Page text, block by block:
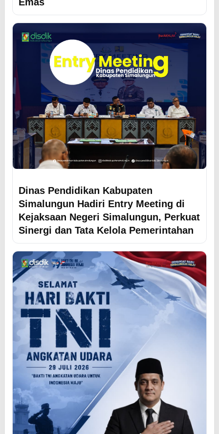
Dinas Pendidikan Kabupaten
Simalungun Hadiri Entry Meeting di
Kejaksaan Negeri Simalungun, Perkuat
Sinergi dan Tata Kelola Pemerintahan